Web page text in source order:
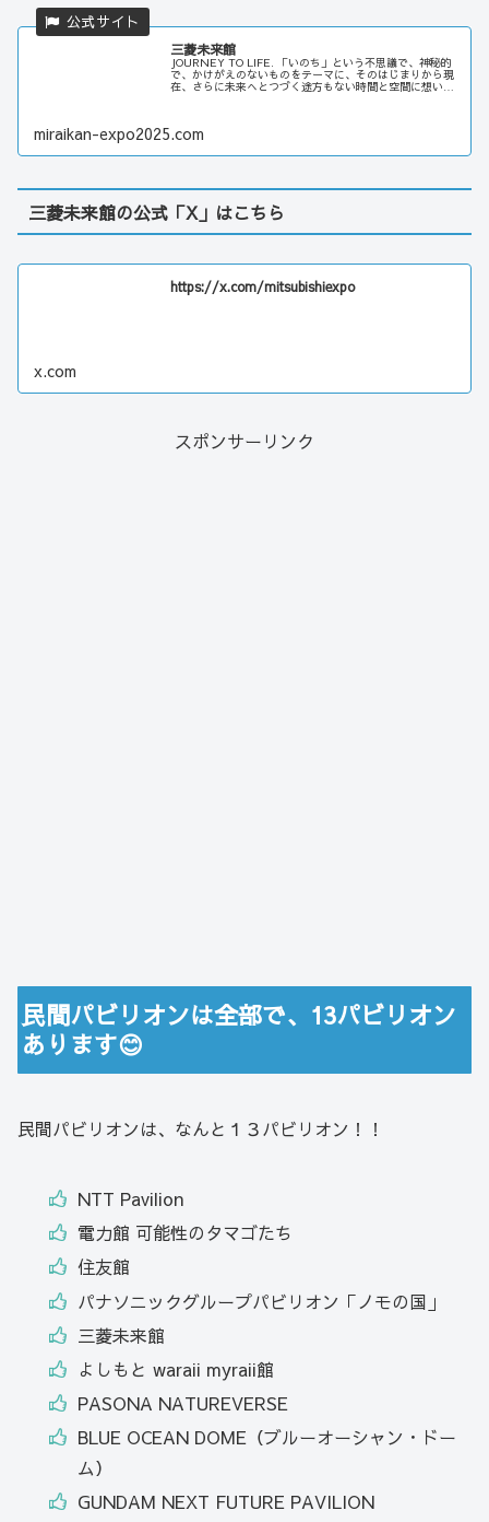
三菱未来館
JOURNEY TO LIFE. 「いのち」という不思議で、神秘的
で、かけがえのないものをテーマに、そのはじまりから現
在、さらに未来へとつづく途方もない時間と空間に想いを
miraikan-expo2025.com
三菱未来館の公式「X」はこちら
https://x.com/mitsubishiexpo
x.com
スポンサーリンク
民間パビリオンは全部で、13パビリオン
あります😊
民間パビリオンは、なんと１３パビリオン！！
NTT Pavilion
電力館 可能性のタマゴたち
住友館
パナソニックグループパビリオン「ノモの国」
三菱未来館
よしもと waraii myraii館
PASONA NATUREVERSE
BLUE OCEAN DOME（ブルーオーシャン・ドー
ム）
GUNDAM NEXT FUTURE PAVILION